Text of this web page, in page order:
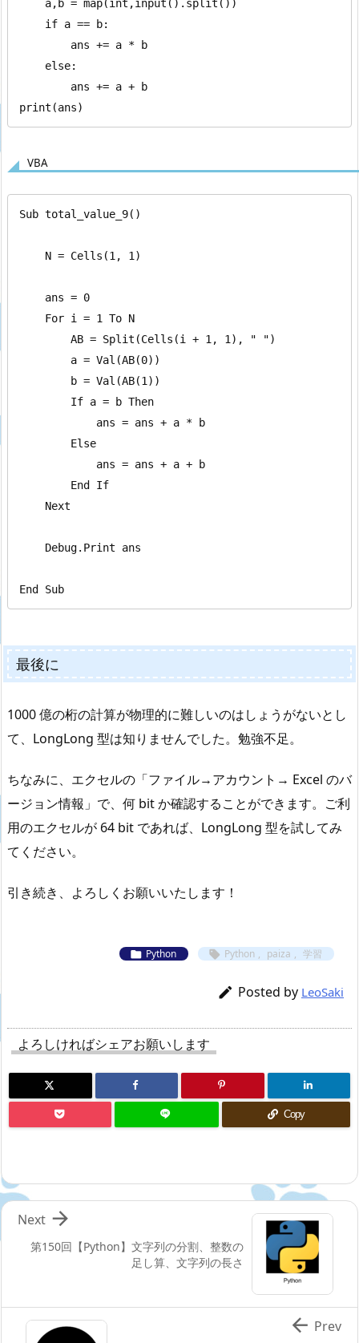
print(ans)
VBA
Sub total_value_9()
End Sub
最後に
1000 億の桁の計算が物理的に難しいのはしょうがないとし
て、LongLong 型は知りませんでした。勉強不足。
ちなみに、エクセルの「ファイル→アカウント→ Excel のバ
ージョン情報」で、何 bit か確認することができます。ご利
用のエクセルが 64 bit であれば、LongLong 型を試してみ
てください。
引き続き、よろしくお願いいたします！
 Python  Python , paiza , 学習
 Posted by LeoSaki
よろしければシェアお願いします
Copy
第150回【Python】文字列の分割、整数の
足し算、文字列の長さ

Next
 Prev